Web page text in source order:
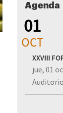
Agenda
01
OCT
XXVIII
jue, 01